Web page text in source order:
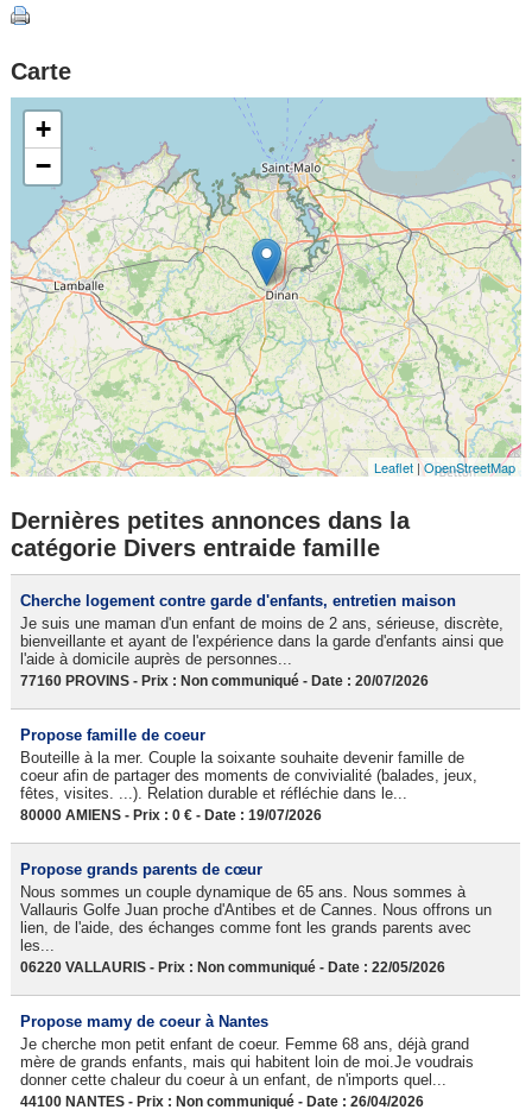
Carte
+
−
Leaflet |OpenStreetMap
Dernières petites annonces dans la
catégorie Divers entraide famille
Cherche logement contre garde d'enfants, entretien maison
Je suis une maman d'un enfant de moins de 2 ans, sérieuse, discrète,
bienveillante et ayant de l'expérience dans la garde d'enfants ainsi que
l'aide à domicile auprès de personnes...
77160 PROVINS - Prix : Non communiqué - Date : 20/07/2026
Propose famille de coeur
Bouteille à la mer. Couple la soixante souhaite devenir famille de
coeur afin de partager des moments de convivialité (balades, jeux,
fêtes, visites. ...). Relation durable et réfléchie dans le...
80000 AMIENS - Prix : 0 € - Date : 19/07/2026
Propose grands parents de cœur
Nous sommes un couple dynamique de 65 ans. Nous sommes à
Vallauris Golfe Juan proche d'Antibes et de Cannes. Nous offrons un
lien, de l'aide, des échanges comme font les grands parents avec
les...
06220 VALLAURIS - Prix : Non communiqué - Date : 22/05/2026
Propose mamy de coeur à Nantes
Je cherche mon petit enfant de coeur. Femme 68 ans, déjà grand
mère de grands enfants, mais qui habitent loin de moi.Je voudrais
donner cette chaleur du coeur à un enfant, de n'imports quel...
44100 NANTES - Prix : Non communiqué - Date : 26/04/2026